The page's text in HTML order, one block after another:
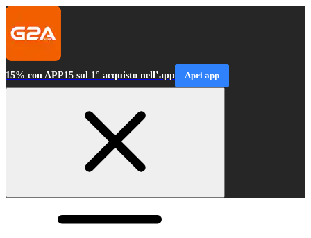
15% con APP15 sul 1° acquisto nell’app Apri app